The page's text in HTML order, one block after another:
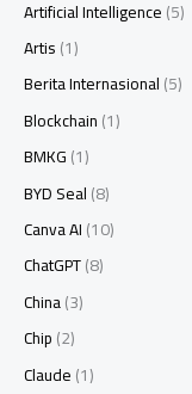
Artificial Intelligence(5)
Artis(1)
Berita Internasional(5)
Blockchain(1)
BMKG(1)
BYD Seal(8)
Canva AI(10)
ChatGPT(8)
China(3)
Chip(2)
Claude(1)